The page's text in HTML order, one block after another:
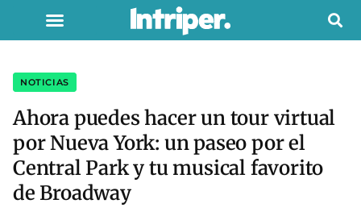
NOTICIAS
Ahora puedes hacer un tour virtual
por Nueva York: un paseo por el
Central Park y tu musical favorito
de Broadway